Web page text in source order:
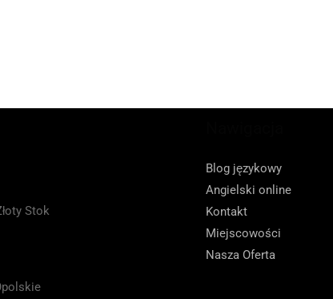
Stok
Blog językowy
Angielski online
Kontakt
Miejscowości
Nasza Oferta